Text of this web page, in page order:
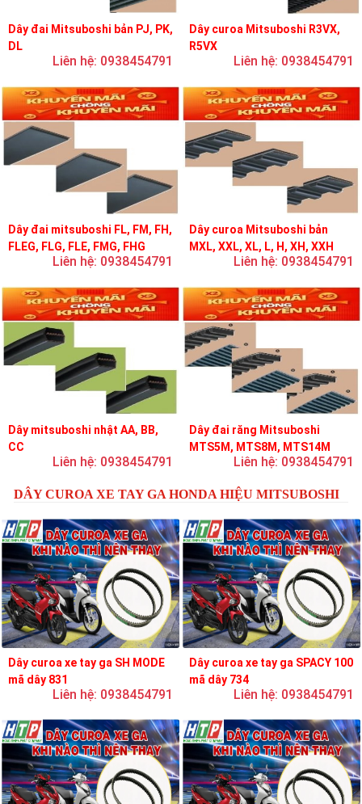
Dây đai Mitsuboshi bản PJ, PK,
DL
Liên hệ: 0938454791
Dây curoa Mitsuboshi R3VX,
R5VX
Liên hệ: 0938454791
Dây đai mitsuboshi FL, FM, FH,
FLEG, FLG, FLE, FMG, FHG
Liên hệ: 0938454791
Dây curoa Mitsuboshi bản
MXL, XXL, XL, L, H, XH, XXH
Liên hệ: 0938454791
Dây mitsuboshi nhật AA, BB,
CC
Liên hệ: 0938454791
Dây đai răng Mitsuboshi
MTS5M, MTS8M, MTS14M
Liên hệ: 0938454791
DÂY CUROA XE TAY GA HONDA HIỆU MITSUBOSHI
Dây curoa xe tay ga SH MODE
mã dây 831
Liên hệ: 0938454791
Dây curoa xe tay ga SPACY 100
mã dây 734
Liên hệ: 0938454791